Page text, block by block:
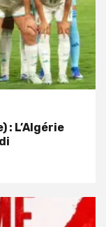
: L’Algérie